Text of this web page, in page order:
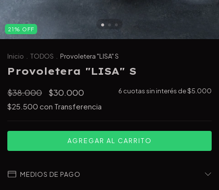
21 % OFF
Inicio TODOS Provoletera "LISA" S
Provoletera "LISA" S
$38.000 $30.000 6 cuotas sin interés de$5.000
$25.500 con Transferencia
MEDIOS DE PAGO